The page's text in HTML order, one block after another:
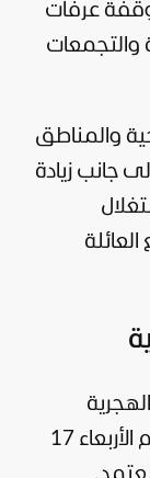
وقفة عرفات
والتجمعات
والمناطق
جانب زيادة
1448، والتي من المقرر أن توافق يوم الأربعاء 17